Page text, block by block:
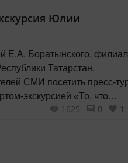
опишет в «Празднике,
Юлии
Е.А. Боратынского, филиал
Татарстан,
СМИ посетить пресс-
экскурсией «То, что
1625 0 1